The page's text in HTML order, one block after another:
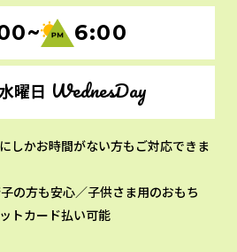
6:00
曜日 WednesDay
しかお時間がない方もご対応できま
の方も安心／子供さま用のおもち
トカード払い可能